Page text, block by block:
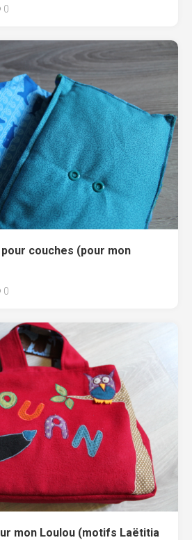
0
couches (pour mon
0
mon Loulou (motifs Laëtitia